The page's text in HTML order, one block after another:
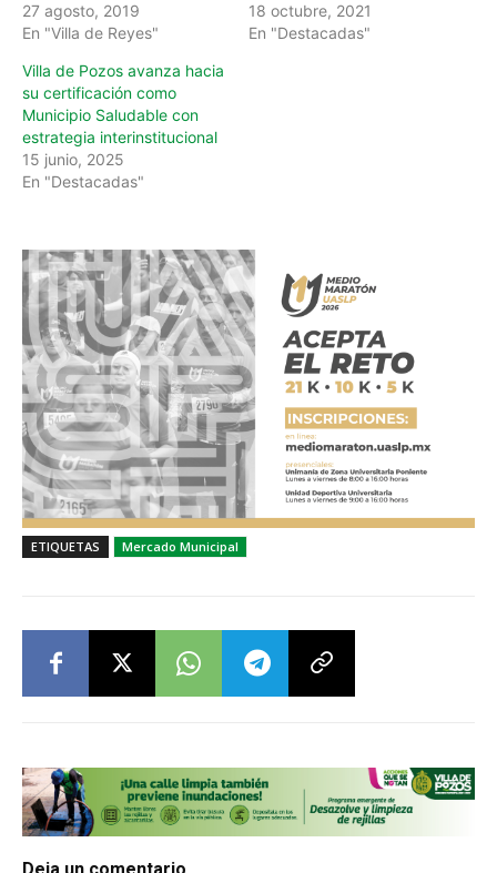
27 agosto, 2019
En "Villa de Reyes"
18 octubre, 2021
En "Destacadas"
Villa de Pozos avanza hacia
su certificación como
Municipio Saludable con
estrategia interinstitucional
15 junio, 2025
En "Destacadas"
ETIQUETAS Mercado Municipal
Deja un comentario